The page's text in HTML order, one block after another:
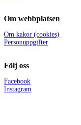
Om webbplatsen
Om kakor (cookies)
Personuppgifter
Följ oss
Facebook
Instagram